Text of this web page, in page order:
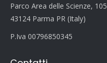
Parco Area delle Scienze, 105
43124 Parma PR (Italy)
P.Iva 00796850345